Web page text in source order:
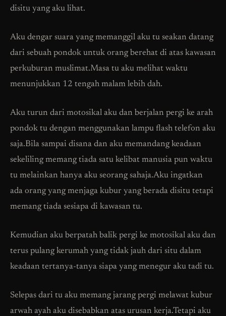
disitu yang aku lihat.
Aku dengar suara yang memanggil aku tu seakan datang
dari sebuah pondok untuk orang berehat di atas kawasan
perkuburan muslimat.Masa tu aku melihat waktu
menunjukkan 12 tengah malam lebih dah.
Aku turun dari motosikal aku dan berjalan pergi ke arah
pondok tu dengan menggunakan lampu flash telefon aku
saja.Bila sampai disana dan aku memandang keadaan
sekeliling memang tiada satu kelibat manusia pun waktu
tu melainkan hanya aku seorang sahaja.Aku ingatkan
ada orang yang menjaga kubur yang berada disitu tetapi
memang tiada sesiapa di kawasan tu.
Kemudian aku berpatah balik pergi ke motosikal aku dan
terus pulang kerumah yang tidak jauh dari situ dalam
keadaan tertanya-tanya siapa yang menegur aku tadi tu.
Selepas dari tu aku memang jarang pergi melawat kubur
arwah ayah aku disebabkan atas urusan kerja.Tetapi aku